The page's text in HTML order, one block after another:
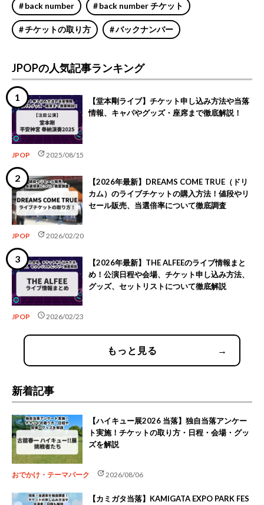
back number back number チケット
チケットの取り方 バックナンバー
JPOPの人気記事ランキング
【堂本剛ライブ】チケット申し込み方法や当落
情報、キャパやグッズ・座席まで徹底解説！
JPOP update2025/08/15
【2026年最新】DREAMS COME TRUE（ドリ
カム）のライブチケットの購入方法！値段やリ
セール販売、当選倍率について徹底調査
JPOP update2026/02/20
【2026年最新】THE ALFEEのライブ情報まと
め！公演日程や会場、チケット申し込み方法、
グッズ、セットリストについて徹底解説
JPOP schedule2026/02/23
もっと見る →
新着記事
【ハイキュー展2026 当落】独自当落アンケー
ト実施！チケットの取り方・日程・会場・グッ
ズを解説
おでかけ・テーマパーク update2026/08/06
【カミガタ当落】KAMIGATA EXPO PARK FES